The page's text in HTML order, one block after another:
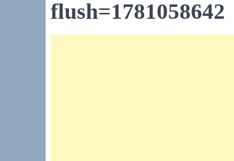
flush=1781058642